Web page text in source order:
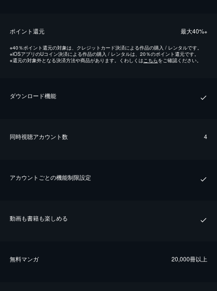
ポイント還元 最⼤40%※
※40％ポイント還元の対象は、クレジットカード決済による作品の購入 / レンタルです。
※iOSアプリのUコイン決済による作品の購入 / レンタルは、20％のポイント還元です。
※還元の対象外となる決済方法や商品があります。くわしくは こちらをご確認ください。
ダウンロード機能
同時視聴アカウント数 4
アカウントごとの機能制限設定
動画も書籍も楽しめる
無料マンガ 20,000冊以上